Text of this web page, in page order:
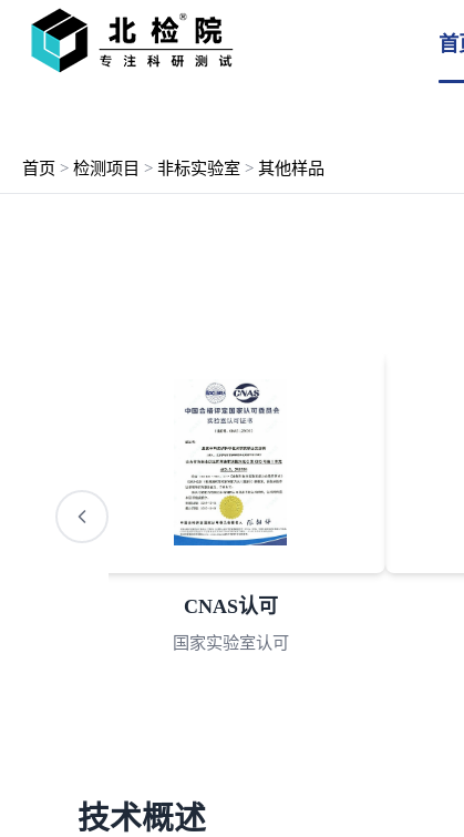
首
首页 > 检测项目 > 非标实验室 > 其他样品
AAA诚信
3A诚信单位
技术概述